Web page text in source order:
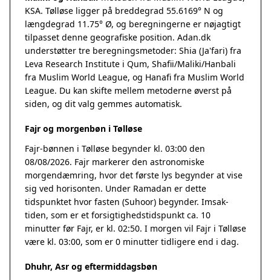
KSA. Tølløse ligger på breddegrad 55.6169° N og
længdegrad 11.75° Ø, og beregningerne er nøjagtigt
tilpasset denne geografiske position. Adan.dk
understøtter tre beregningsmetoder: Shia (Ja'fari) fra
Leva Research Institute i Qum, Shafii/Maliki/Hanbali
fra Muslim World League, og Hanafi fra Muslim World
League. Du kan skifte mellem metoderne øverst på
siden, og dit valg gemmes automatisk.
Fajr og morgenbøn i Tølløse
Fajr-bønnen i Tølløse begynder kl. 03:00 den
08/08/2026. Fajr markerer den astronomiske
morgendæmring, hvor det første lys begynder at vise
sig ved horisonten. Under Ramadan er dette
tidspunktet hvor fasten (Suhoor) begynder. Imsak-
tiden, som er et forsigtighedstidspunkt ca. 10
minutter før Fajr, er kl. 02:50. I morgen vil Fajr i Tølløse
være kl. 03:00, som er 0 minutter tidligere end i dag.
Dhuhr, Asr og eftermiddagsbøn